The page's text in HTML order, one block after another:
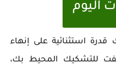
اليوم
استثنائية على إنهاء
للتشكيك المحيط بك،